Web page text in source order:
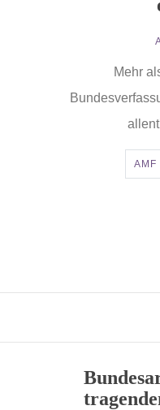
Mehr
AMF